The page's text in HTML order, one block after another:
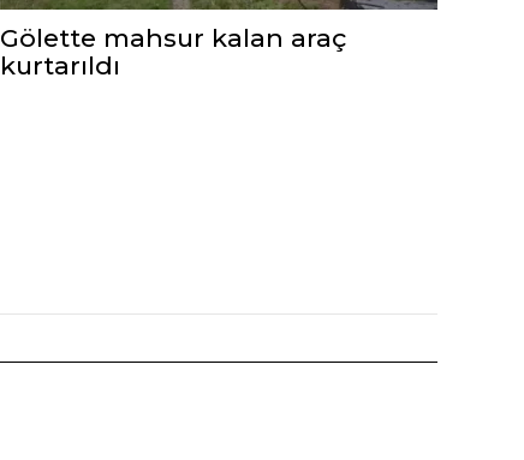
Gölette mahsur kalan araç
kurtarıldı